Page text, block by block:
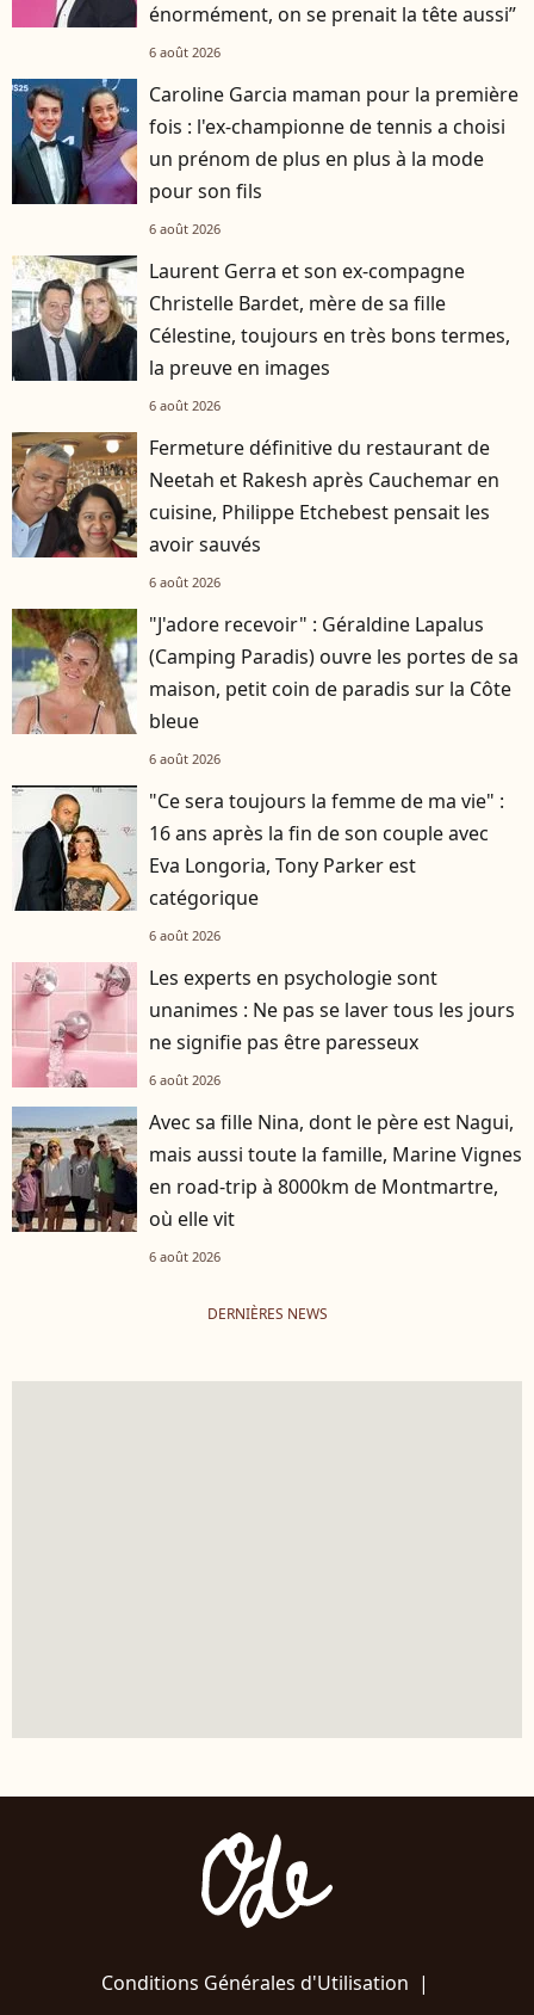
énormément, on se prenait la tête aussi”
6 août 2026
Caroline Garcia maman pour la première
fois : l'ex-championne de tennis a choisi
un prénom de plus en plus à la mode
pour son fils
6 août 2026
Laurent Gerra et son ex-compagne
Christelle Bardet, mère de sa fille
Célestine, toujours en très bons termes,
la preuve en images
6 août 2026
Fermeture définitive du restaurant de
Neetah et Rakesh après Cauchemar en
cuisine, Philippe Etchebest pensait les
avoir sauvés
6 août 2026
"J'adore recevoir" : Géraldine Lapalus
(Camping Paradis) ouvre les portes de sa
maison, petit coin de paradis sur la Côte
bleue
6 août 2026
"Ce sera toujours la femme de ma vie" :
16 ans après la fin de son couple avec
Eva Longoria, Tony Parker est
catégorique
6 août 2026
Les experts en psychologie sont
unanimes : Ne pas se laver tous les jours
ne signifie pas être paresseux
6 août 2026
Avec sa fille Nina, dont le père est Nagui,
mais aussi toute la famille, Marine Vignes
en road-trip à 8000km de Montmartre,
où elle vit
6 août 2026
DERNIÈRES NEWS
Conditions Générales d'Utilisation |